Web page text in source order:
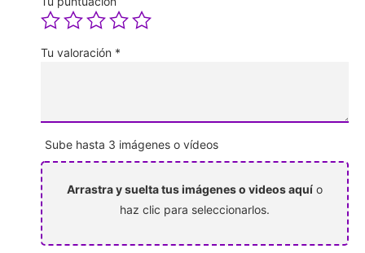
Tu valoración *
Sube hasta 3 imágenes o vídeos
Arrastra y suelta tus imágenes o videos aquí o
haz clic para seleccionarlos.